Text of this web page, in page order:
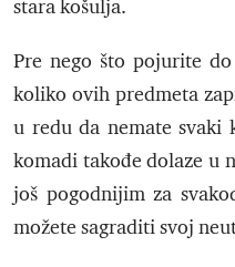
stara košulja.
Pre nego što pojurite
koliko ovih predmeta
u redu da nemate svaki
komadi takođe dolaze u
još pogodnijim za
možete sagraditi svoj